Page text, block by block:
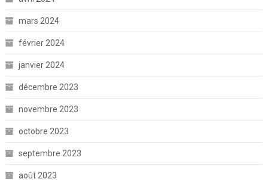
mars 2024
février 2024
janvier 2024
décembre 2023
novembre 2023
octobre 2023
septembre 2023
août 2023